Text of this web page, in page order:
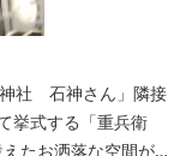
社 石神さん」隣接
挙式する「重兵衛
たお洒落な空間が女